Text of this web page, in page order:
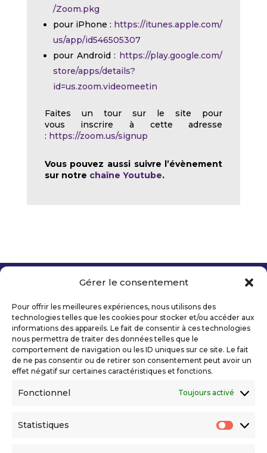
Gérer le consentement
Pour offrir les meilleures expériences, nous utilisons des
technologies telles que les cookies pour stocker et/ou accéder aux
informations des appareils. Le fait de consentir à ces technologies
nous permettra de traiter des données telles que le
comportement de navigation ou les ID uniques sur ce site. Le fait
de ne pas consentir ou de retirer son consentement peut avoir un
effet négatif sur certaines caractéristiques et fonctions.
Fonctionnel Toujours activé
Statistiques
/Zoom.pkg
pour iPhone : https://itunes.apple.com/
us/app/id546505307
pour Android : https://play.google.com/
store/apps/details?
id=us.zoom.videomeetin
Faites un tour sur le site pour
vous inscrire à cette adresse
: https://zoom.us/signup
Vous pouvez aussi suivre l’évènement
sur notre chaîne Youtube.
Mentions légales
Politique de confidentialité
Déclaration d’accessibilité numérique
Ils nous soutiennent